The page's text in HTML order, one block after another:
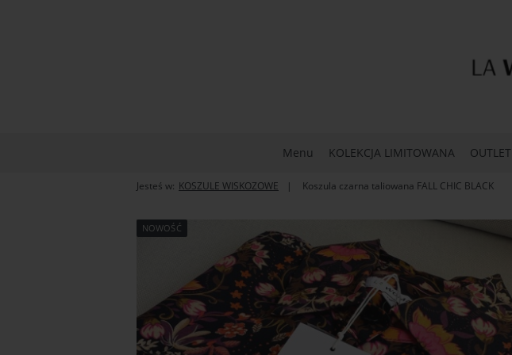
Menu KOLEKCJA LIMITOWANA OUTLET
Jesteś w: KOSZULE WISKOZOWE Koszula czarna taliowana FALL CHIC BLACK
NOWOŚĆ